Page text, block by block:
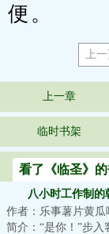
便。
上一
上一章
临时书架
看了《临圣》
八小时工作制的
作者：乐事薯片黄瓜
简介：“是你！”步入